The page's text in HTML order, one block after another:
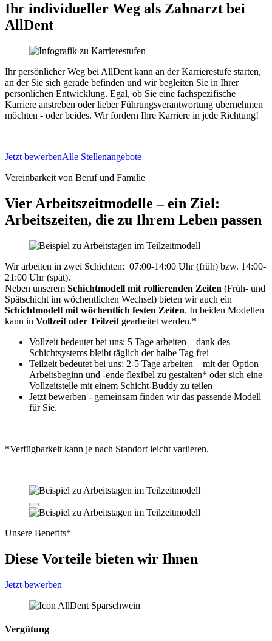
Ihr individueller Weg als Zahnarzt bei
AllDent
Ihr persönlicher Weg bei AllDent kann an der Karrierestufe starten,
an der Sie sich gerade befinden und wir begleiten Sie in Ihrer
persönlichen Entwicklung. Egal, ob Sie eine fachspezifische
Karriere anstreben oder lieber Führungsverantwortung übernehmen
möchten - oder beides. Wir fördern Ihre Karriere in jede Richtung!
Jetzt bewerbenAlle Stellenangebote
Vereinbarkeit von Beruf und Familie
Vier Arbeitszeitmodelle – ein Ziel:
Arbeitszeiten, die zu Ihrem Leben passen
Wir arbeiten in zwei Schichten: 07:00-14:00 Uhr (früh) bzw. 14:00-
21:00 Uhr (spät).
Neben unserem Schichtmodell mit rollierenden Zeiten (Früh- und
Spätschicht im wöchentlichen Wechsel) bieten wir auch ein
Schichtmodell mit wöchentlich festen Zeiten. In beiden Modellen
kann in Vollzeit oder Teilzeit gearbeitet werden.*
Vollzeit bedeutet bei uns: 5 Tage arbeiten – dank des
Schichtsystems bleibt täglich der halbe Tag frei
Teilzeit bedeutet bei uns: 2-5 Tage arbeiten – mit der Option
Arbeitsbeginn und -ende flexibel zu gestalten* oder sich eine
Vollzeitstelle mit einem Schicht-Buddy zu teilen
Jetzt bewerben - gemeinsam finden wir das passende Modell
für Sie.
*Verfügbarkeit kann je nach Standort leicht variieren.
Unsere Benefits*
Diese Vorteile bieten wir Ihnen
Jetzt bewerben
Vergütung